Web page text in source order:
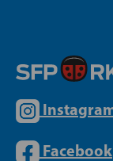
Facebook